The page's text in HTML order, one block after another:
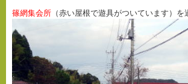
篠網集会所 （赤い屋根で遊具がついています）を